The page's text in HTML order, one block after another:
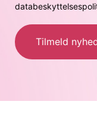
Tilmeld